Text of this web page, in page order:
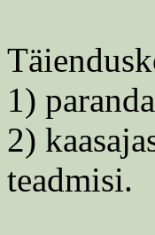
1)
2)
teadmisi.